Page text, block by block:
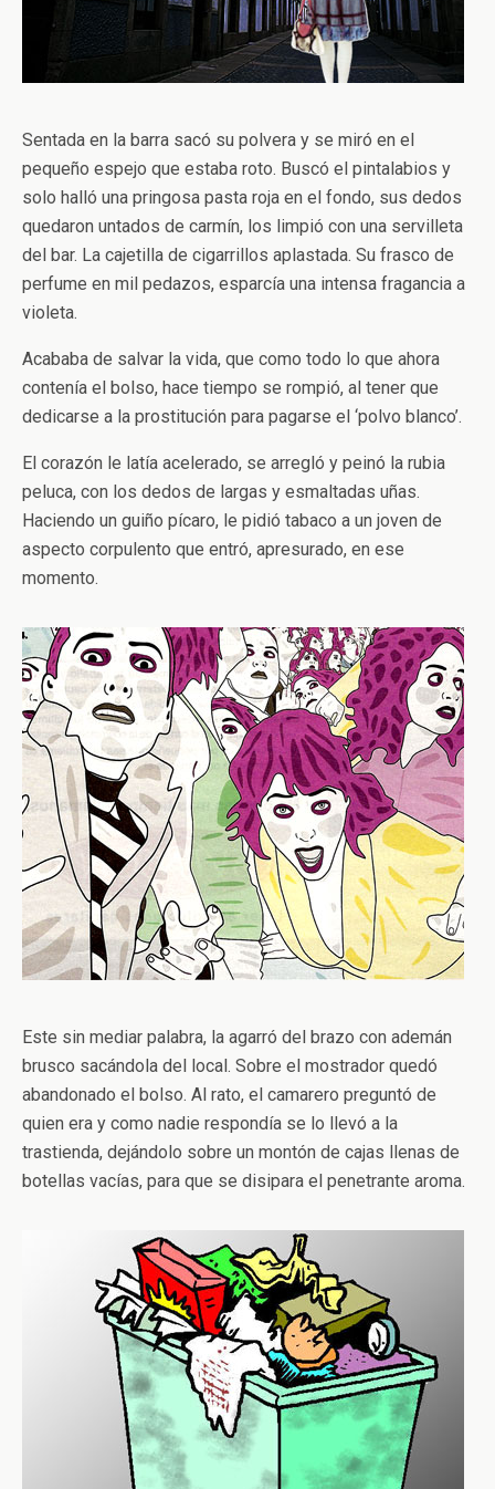
Sentada en la barra sacó su polvera y se miró en el
pequeño espejo que estaba roto. Buscó el pintalabios y
solo halló una pringosa pasta roja en el fondo, sus dedos
quedaron untados de carmín, los limpió con una servilleta
del bar. La cajetilla de cigarrillos aplastada. Su frasco de
perfume en mil pedazos, esparcía una intensa fragancia a
violeta.
Acababa de salvar la vida, que como todo lo que ahora
contenía el bolso, hace tiempo se rompió, al tener que
dedicarse a la prostitución para pagarse el ‘polvo blanco’.
El corazón le latía acelerado, se arregló y peinó la rubia
peluca, con los dedos de largas y esmaltadas uñas.
Haciendo un guiño pícaro, le pidió tabaco a un joven de
aspecto corpulento que entró, apresurado, en ese
momento.
Este sin mediar palabra, la agarró del brazo con ademán
brusco sacándola del local. Sobre el mostrador quedó
abandonado el bolso. Al rato, el camarero preguntó de
quien era y como nadie respondía se lo llevó a la
trastienda, dejándolo sobre un montón de cajas llenas de
botellas vacías, para que se disipara el penetrante aroma.